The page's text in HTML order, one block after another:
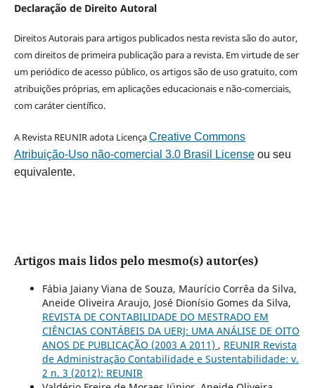
Declaração de Direito Autoral
Direitos Autorais para artigos publicados nesta revista são do autor,
com direitos de primeira publicação para a revista. Em virtude de ser
um periódico de acesso público, os artigos são de uso gratuito, com
atribuições próprias, em aplicações educacionais e não-comerciais,
com caráter científico.
A Revista REUNIR adota LicençaCreative Commons
Atribuição-Uso não-comercial 3.0 Brasil Licenseou seu
equivalente.
Artigos mais lidos pelo mesmo(s) autor(es)
Fábia Jaiany Viana de Souza, Maurício Corrêa da Silva,
Aneide Oliveira Araujo, José Dionísio Gomes da Silva,
REVISTA DE CONTABILIDADE DO MESTRADO EM
CIÊNCIAS CONTÁBEIS DA UERJ: UMA ANÁLISE DE OITO
ANOS DE PUBLICAÇÃO (2003 A 2011) , REUNIR Revista
de Administração Contabilidade e Sustentabilidade: v.
2 n. 3 (2012): REUNIR